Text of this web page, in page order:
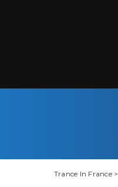
Trance In France>